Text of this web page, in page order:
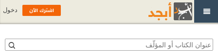
اشترك الآن دخول